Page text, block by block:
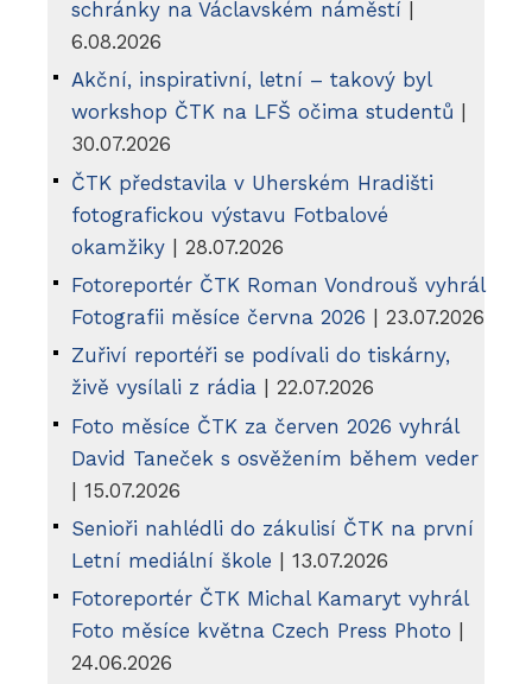
schránky na Václavském náměstí |
6.08.2026
Akční, inspirativní, letní – takový byl
workshop ČTK na LFŠ očima studentů
30.07.2026
ČTK představila v Uherském Hradišti
fotografickou výstavu Fotbalové
okamžiky | 28.07.2026
Fotoreportér ČTK Roman Vondrouš vyhrál
Fotografii měsíce června 2026 | 23.07.2026
Zuřiví reportéři se podívali do tiskárny,
živě vysílali z rádia | 22.07.2026
Foto měsíce ČTK za červen 2026 vyhrál
David Taneček s osvěžením během veder
| 15.07.2026
Senioři nahlédli do zákulisí ČTK na první
Letní mediální škole | 13.07.2026
Fotoreportér ČTK Michal Kamaryt vyhrál
Foto měsíce května Czech Press Photo
24.06.2026